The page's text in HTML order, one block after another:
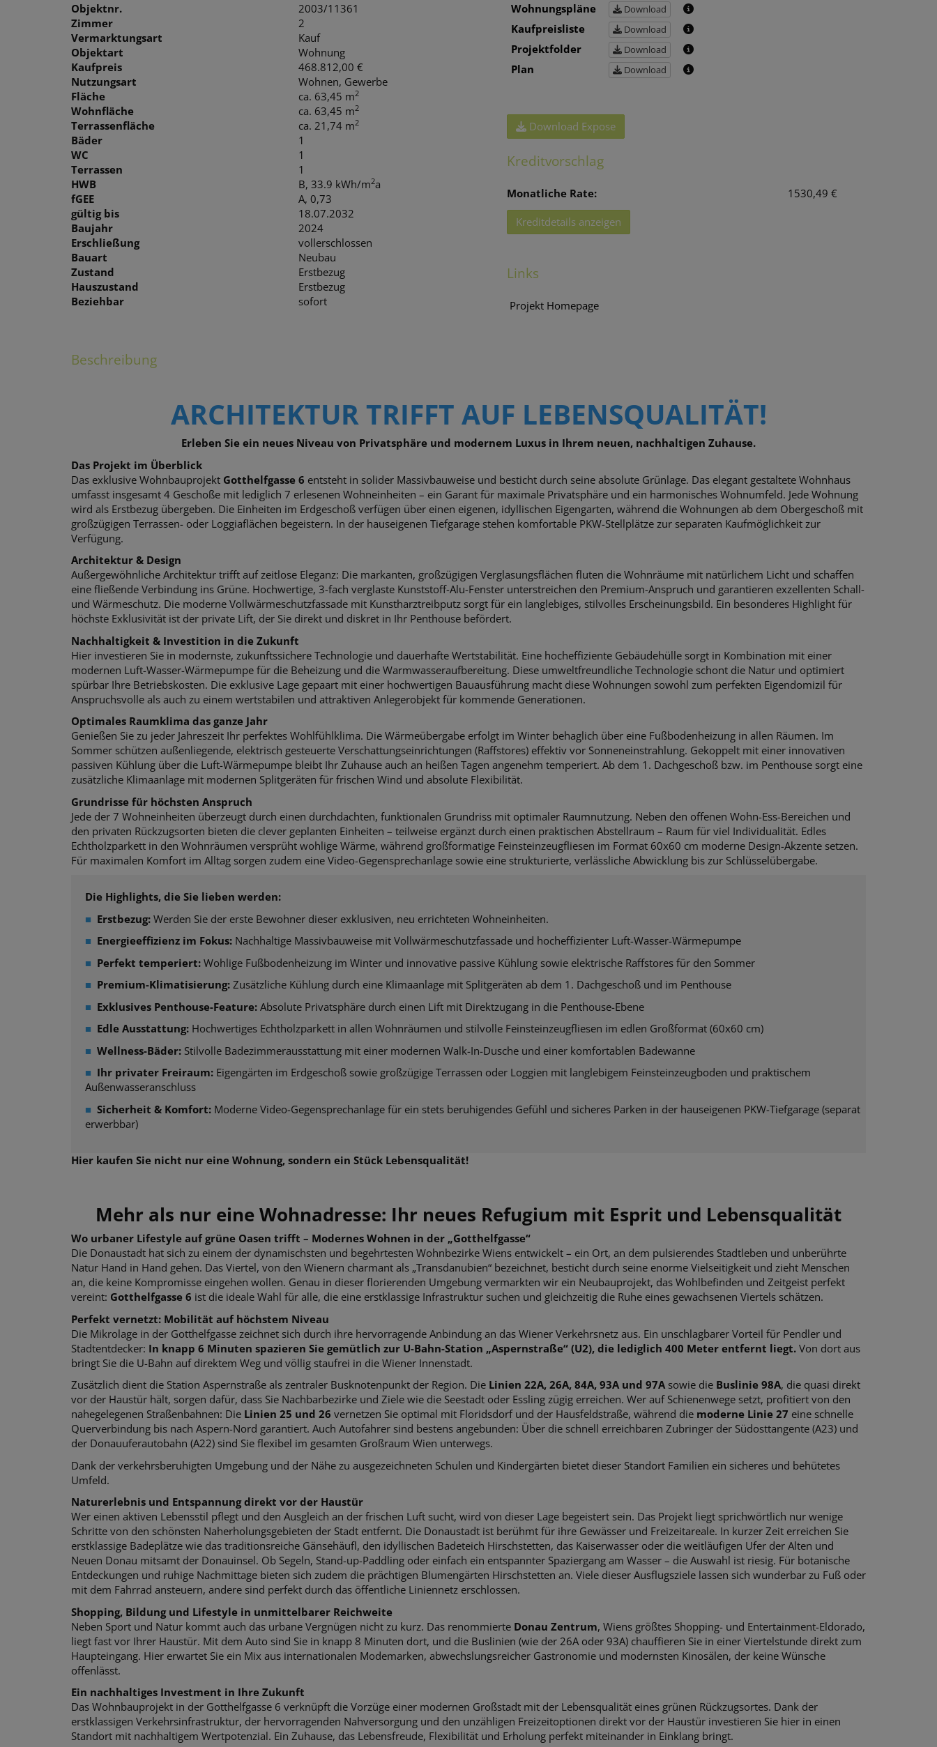
Objektnr.
2003/11361
Zimmer
2
Vermarktungsart
Kauf
Objektart
Wohnung
Kaufpreis
468.812,00 €
Nutzungsart
Wohnen Gewerbe
Fläche
ca. 63,45 m2
Wohnfläche ca. 63,45 m2
Terrassenfläche ca. 21,74 m2
Bäder
1
WC
1
Terrassen
1
HWB
B, 33.9 kWh/m2a
fGEE
A, 0,73
gültig bis
18.07.2032
Baujahr
2024
Erschließung
vollerschlossen
Bauart
Neubau
Zustand
Erstbezug
Hauszustand
Erstbezug
Beziehbar
sofort
Wohnungspläne Download
Kaufpreisliste Download
Projektfolder Download
Plan Download
Download Expose
Kreditvorschlag
Monatliche Rate: 1530,49 €
Kreditdetails anzeigen
Links
Projekt Homepage
Beschreibung
ARCHITEKTUR TRIFFT AUF LEBENSQUALITÄT!
Erleben Sie ein neues Niveau von Privatsphäre und modernem Luxus in Ihrem neuen, nachhaltigen Zuhause.
Das Projekt im Überblick
Das exklusive Wohnbauprojekt Gotthelfgasse 6 entsteht in solider Massivbauweise und besticht durch seine absolute Grünlage. Das elegant gestaltete Wohnhaus
umfasst insgesamt 4 Geschoße mit lediglich 7 erlesenen Wohneinheiten – ein Garant für maximale Privatsphäre und ein harmonisches Wohnumfeld. Jede Wohnung
wird als Erstbezug übergeben. Die Einheiten im Erdgeschoß verfügen über einen eigenen, idyllischen Eigengarten, während die Wohnungen ab dem Obergeschoß mit
großzügigen Terrassen- oder Loggiaflächen begeistern. In der hauseigenen Tiefgarage stehen komfortable PKW-Stellplätze zur separaten Kaufmöglichkeit zur
Verfügung.
Architektur & Design
Außergewöhnliche Architektur trifft auf zeitlose Eleganz: Die markanten, großzügigen Verglasungsflächen fluten die Wohnräume mit natürlichem Licht und schaffen
eine fließende Verbindung ins Grüne. Hochwertige, 3-fach verglaste Kunststoff-Alu-Fenster unterstreichen den Premium-Anspruch und garantieren exzellenten Schall-
und Wärmeschutz. Die moderne Vollwärmeschutzfassade mit Kunstharztreibputz sorgt für ein langlebiges, stilvolles Erscheinungsbild. Ein besonderes Highlight für
höchste Exklusivität ist der private Lift, der Sie direkt und diskret in Ihr Penthouse befördert.
Nachhaltigkeit & Investition in die Zukunft
Hier investieren Sie in modernste, zukunftssichere Technologie und dauerhafte Wertstabilität. Eine hocheffiziente Gebäudehülle sorgt in Kombination mit einer
modernen Luft-Wasser-Wärmepumpe für die Beheizung und die Warmwasseraufbereitung. Diese umweltfreundliche Technologie schont die Natur und optimiert
spürbar Ihre Betriebskosten. Die exklusive Lage gepaart mit einer hochwertigen Bauausführung macht diese Wohnungen sowohl zum perfekten Eigendomizil für
Anspruchsvolle als auch zu einem wertstabilen und attraktiven Anlegerobjekt für kommende Generationen.
Optimales Raumklima das ganze Jahr
Genießen Sie zu jeder Jahreszeit Ihr perfektes Wohlfühlklima. Die Wärmeübergabe erfolgt im Winter behaglich über eine Fußbodenheizung in allen Räumen. Im
Sommer schützen außenliegende, elektrisch gesteuerte Verschattungseinrichtungen (Raffstores) effektiv vor Sonneneinstrahlung. Gekoppelt mit einer innovativen
passiven Kühlung über die Luft-Wärmepumpe bleibt Ihr Zuhause auch an heißen Tagen angenehm temperiert. Ab dem 1. Dachgeschoß bzw. im Penthouse sorgt eine
zusätzliche Klimaanlage mit modernen Splitgeräten für frischen Wind und absolute Flexibilität.
Grundrisse für höchsten Anspruch
Jede der 7 Wohneinheiten überzeugt durch einen durchdachten, funktionalen Grundriss mit optimaler Raumnutzung. Neben den offenen Wohn-Ess-Bereichen und
den privaten Rückzugsorten bieten die clever geplanten Einheiten – teilweise ergänzt durch einen praktischen Abstellraum – Raum für viel Individualität. Edles
Echtholzparkett in den Wohnräumen versprüht wohlige Wärme, während großformatige Feinsteinzeugfliesen im Format 60x60 cm moderne Design-Akzente setzen.
Für maximalen Komfort im Alltag sorgen zudem eine Video-Gegensprechanlage sowie eine strukturierte, verlässliche Abwicklung bis zur Schlüsselübergabe.
Die Highlights, die Sie lieben werden:
■ Erstbezug: Werden Sie der erste Bewohner dieser exklusiven, neu errichteten Wohneinheiten.
■ Energieeffizienz im Fokus: Nachhaltige Massivbauweise mit Vollwärmeschutzfassade und hocheffizienter Luft-Wasser-Wärmepumpe
■ Perfekt temperiert: Wohlige Fußbodenheizung im Winter und innovative passive Kühlung sowie elektrische Raffstores für den Sommer
■ Premium-Klimatisierung: Zusätzliche Kühlung durch eine Klimaanlage mit Splitgeräten ab dem 1. Dachgeschoß und im Penthouse
■ Exklusives Penthouse-Feature: Absolute Privatsphäre durch einen Lift mit Direktzugang in die Penthouse-Ebene
■ Edle Ausstattung: Hochwertiges Echtholzparkett in allen Wohnräumen und stilvolle Feinsteinzeugfliesen im edlen Großformat (60x60 cm)
■ Wellness-Bäder: Stilvolle Badezimmerausstattung mit einer modernen Walk-In-Dusche und einer komfortablen Badewanne
■ Ihr privater Freiraum: Eigengärten im Erdgeschoß sowie großzügige Terrassen oder Loggien mit langlebigem Feinsteinzeugboden und praktischem
Außenwasseranschluss
■ Sicherheit & Komfort: Moderne Video-Gegensprechanlage für ein stets beruhigendes Gefühl und sicheres Parken in der hauseigenen PKW-Tiefgarage (separat
erwerbbar)
Hier kaufen Sie nicht nur eine Wohnung, sondern ein Stück Lebensqualität!
Mehr als nur eine Wohnadresse: Ihr neues Refugium mit Esprit und Lebensqualität
Wo urbaner Lifestyle auf grüne Oasen trifft – Modernes Wohnen in der „Gotthelfgasse“
Die Donaustadt hat sich zu einem der dynamischsten und begehrtesten Wohnbezirke Wiens entwickelt – ein Ort, an dem pulsierendes Stadtleben und unberührte
Natur Hand in Hand gehen. Das Viertel, von den Wienern charmant als „Transdanubien“ bezeichnet, besticht durch seine enorme Vielseitigkeit und zieht Menschen
an, die keine Kompromisse eingehen wollen. Genau in dieser florierenden Umgebung vermarkten wir ein Neubauprojekt, das Wohlbefinden und Zeitgeist perfekt
vereint: Gotthelfgasse 6 ist die ideale Wahl für alle, die eine erstklassige Infrastruktur suchen und gleichzeitig die Ruhe eines gewachsenen Viertels schätzen.
Perfekt vernetzt: Mobilität auf höchstem Niveau
Die Mikrolage in der Gotthelfgasse zeichnet sich durch ihre hervorragende Anbindung an das Wiener Verkehrsnetz aus. Ein unschlagbarer Vorteil für Pendler und
Stadtentdecker: In knapp 6 Minuten spazieren Sie gemütlich zur U-Bahn-Station „Aspernstraße“ (U2), die lediglich 400 Meter entfernt liegt. Von dort aus
bringt Sie die U-Bahn auf direktem Weg und völlig staufrei in die Wiener Innenstadt.
Zusätzlich dient die Station Aspernstraße als zentraler Busknotenpunkt der Region. Die Linien 22A, 26A, 84A, 93A und 97A sowie die Buslinie 98A, die quasi direkt
vor der Haustür hält, sorgen dafür, dass Sie Nachbarbezirke und Ziele wie die Seestadt oder Essling zügig erreichen. Wer auf Schienenwege setzt, profitiert von den
nahegelegenen Straßenbahnen: Die Linien 25 und 26 vernetzen Sie optimal mit Floridsdorf und der Hausfeldstraße, während die moderne Linie 27 eine schnelle
Querverbindung bis nach Aspern-Nord garantiert. Auch Autofahrer sind bestens angebunden: Über die schnell erreichbaren Zubringer der Südosttangente (A23) und
der Donauuferautobahn (A22) sind Sie flexibel im gesamten Großraum Wien unterwegs.
Dank der verkehrsberuhigten Umgebung und der Nähe zu ausgezeichneten Schulen und Kindergärten bietet dieser Standort Familien ein sicheres und behütetes
Umfeld.
Naturerlebnis und Entspannung direkt vor der Haustür
Wer einen aktiven Lebensstil pflegt und den Ausgleich an der frischen Luft sucht, wird von dieser Lage begeistert sein. Das Projekt liegt sprichwörtlich nur wenige
Schritte von den schönsten Naherholungsgebieten der Stadt entfernt. Die Donaustadt ist berühmt für ihre Gewässer und Freizeitareale. In kurzer Zeit erreichen Sie
erstklassige Badeplätze wie das traditionsreiche Gänsehäufl, den idyllischen Badeteich Hirschstetten, das Kaiserwasser oder die weitläufigen Ufer der Alten und
Neuen Donau mitsamt der Donauinsel. Ob Segeln, Stand-up-Paddling oder einfach ein entspannter Spaziergang am Wasser – die Auswahl ist riesig. Für botanische
Entdeckungen und ruhige Nachmittage bieten sich zudem die prächtigen Blumengärten Hirschstetten an. Viele dieser Ausflugsziele lassen sich wunderbar zu Fuß oder
mit dem Fahrrad ansteuern, andere sind perfekt durch das öffentliche Liniennetz erschlossen.
Shopping, Bildung und Lifestyle in unmittelbarer Reichweite
Neben Sport und Natur kommt auch das urbane Vergnügen nicht zu kurz. Das renommierte Donau Zentrum, Wiens größtes Shopping- und Entertainment-Eldorado,
liegt fast vor Ihrer Haustür. Mit dem Auto sind Sie in knapp 8 Minuten dort, und die Buslinien (wie der 26A oder 93A) chauffieren Sie in einer Viertelstunde direkt zum
Haupteingang. Hier erwartet Sie ein Mix aus internationalen Modemarken, abwechslungsreicher Gastronomie und modernsten Kinosälen, der keine Wünsche
offenlässt.
Ein nachhaltiges Investment in Ihre Zukunft
Das Wohnbauprojekt in der Gotthelfgasse 6 verknüpft die Vorzüge einer modernen Großstadt mit der Lebensqualität eines grünen Rückzugsortes. Dank der
erstklassigen Verkehrsinfrastruktur, der hervorragenden Nahversorgung und den unzähligen Freizeitoptionen direkt vor der Haustür investieren Sie hier in einen
Standort mit nachhaltigem Wertpotenzial. Ein Zuhause, das Lebensfreude, Flexibilität und Erholung perfekt miteinander in Einklang bringt.